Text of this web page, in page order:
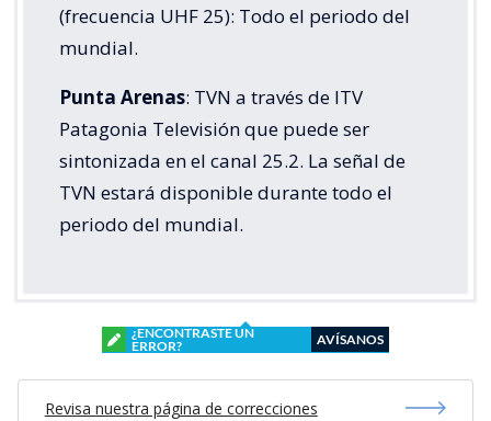
(frecuencia UHF 25): Todo el periodo del
mundial.
Punta Arenas: TVN a través de ITV
Patagonia Televisión que puede ser
sintonizada en el canal 25.2. La señal de
TVN estará disponible durante todo el
periodo del mundial.
¿ENCONTRASTE UN
ERROR?
AVÍSANOS
Revisa nuestra página de correcciones